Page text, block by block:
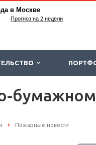
в Москве
Прогноз на 2 недели
Пожарные новости